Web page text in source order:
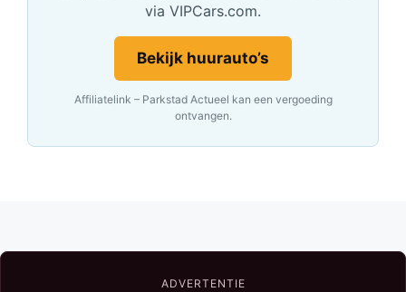
via VIPCars.com.
Bekijk huurauto’s
Affiliatelink – Parkstad Actueel kan een vergoeding
ontvangen.
ADVERTENTIE